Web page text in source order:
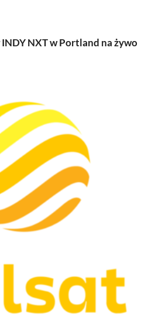
NXT w Portland na żywo